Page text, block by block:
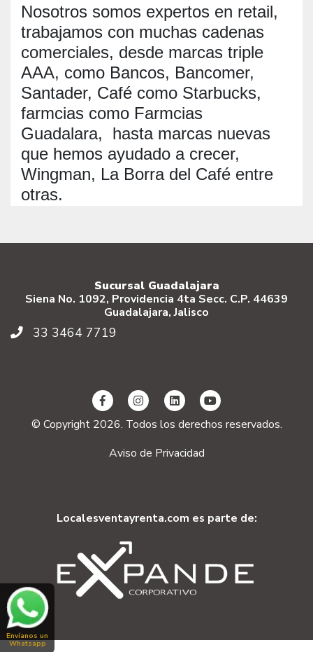
Nosotros somos expertos en retail,
trabajamos con muchas cadenas
comerciales, desde marcas triple
AAA, como Bancos, Bancomer,
Santader, Café como Starbucks,
farmcias como Farmcias
Guadalara,
hasta marcas nuevas
que hemos ayudado a crecer,
Wingman, La Borra del Café entre
otras.
Sucursal Guadalajara
Siena No. 1092, Providencia 4ta Secc. C.P. 44639
Guadalajara, Jalisco
33 3464 7719
© Copyright 2026. Todos los derechos reservados.
Aviso de Privacidad
Localesventayrenta.com es parte de:
Envíanos un
Whatsapp